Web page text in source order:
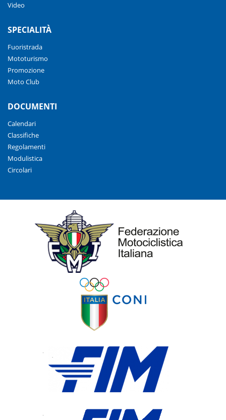
Video
SPECIALITÀ
Fuoristrada
Mototurismo
Promozione
Moto Club
DOCUMENTI
Calendari
Classifiche
Regolamenti
Modulistica
Circolari